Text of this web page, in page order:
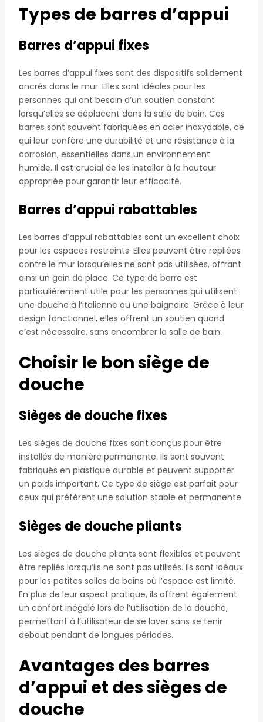
Types de barres d’appui
Barres d’appui fixes
Les barres d’appui fixes sont des dispositifs solidement
ancrés dans le mur. Elles sont idéales pour les
personnes qui ont besoin d’un soutien constant
lorsqu’elles se déplacent dans la salle de bain. Ces
barres sont souvent fabriquées en acier inoxydable, ce
qui leur confère une durabilité et une résistance à la
corrosion, essentielles dans un environnement
humide. Il est crucial de les installer à la hauteur
appropriée pour garantir leur efficacité.
Barres d’appui rabattables
Les barres d’appui rabattables sont un excellent choix
pour les espaces restreints. Elles peuvent être repliées
contre le mur lorsqu’elles ne sont pas utilisées, offrant
ainsi un gain de place. Ce type de barre est
particulièrement utile pour les personnes qui utilisent
une douche à l’italienne ou une baignoire. Grâce à leur
design fonctionnel, elles offrent un soutien quand
c’est nécessaire, sans encombrer la salle de bain.
Choisir le bon siège de
douche
Sièges de douche fixes
Les sièges de douche fixes sont conçus pour être
installés de manière permanente. Ils sont souvent
fabriqués en plastique durable et peuvent supporter
un poids important. Ce type de siège est parfait pour
ceux qui préfèrent une solution stable et permanente.
Sièges de douche pliants
Les sièges de douche pliants sont flexibles et peuvent
être repliés lorsqu’ils ne sont pas utilisés. Ils sont idéaux
pour les petites salles de bains où l’espace est limité.
En plus de leur aspect pratique, ils offrent également
un confort inégalé lors de l’utilisation de la douche,
permettant à l’utilisateur de se laver sans se tenir
debout pendant de longues périodes.
Avantages des barres
d’appui et des sièges de
douche